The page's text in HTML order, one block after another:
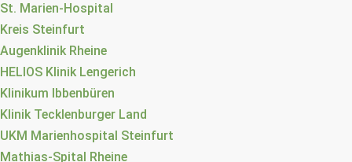
St. Marien-Hospital
Kreis Steinfurt
Augenklinik Rheine
HELIOS Klinik Lengerich
Klinikum Ibbenbüren
Klinik Tecklenburger Land
UKM Marienhospital Steinfurt
Mathias-Spital Rheine